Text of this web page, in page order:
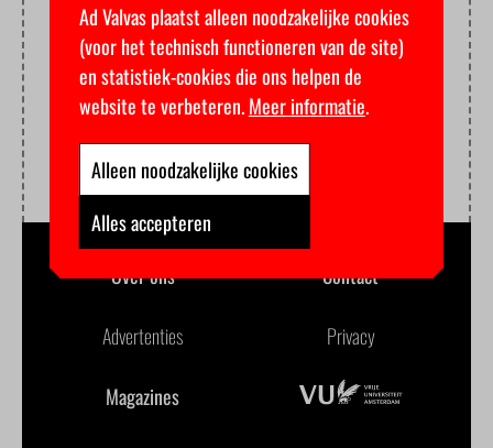
Over ons Contact
Advertenties Privacy
Magazines
Ad Valvas plaatst alleen noodzakelijke cookies
(voor het technisch functioneren van de site)
en statistiek-cookies die ons helpen de
website te verbeteren.Meer informatie.
Alleen noodzakelijke cookies
Alles accepteren